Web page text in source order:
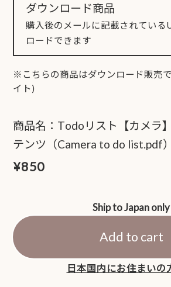
ダウンロード商品
購入後のメールに記載されている
ロードできます
※こちらの商品はダウンロード販売
イト)
商品名：Todoリスト【カメラ
テンツ（Camera to do list.pdf）
¥850
Ship to Japan only
Add to cart
日本国内にお住まいの